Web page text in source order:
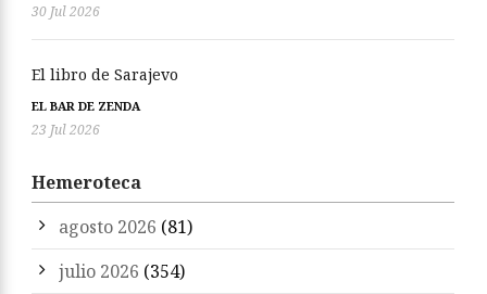
30 Jul 2026
El libro de Sarajevo
EL BAR DE ZENDA
23 Jul 2026
Hemeroteca
agosto 2026 (81)
julio 2026 (354)